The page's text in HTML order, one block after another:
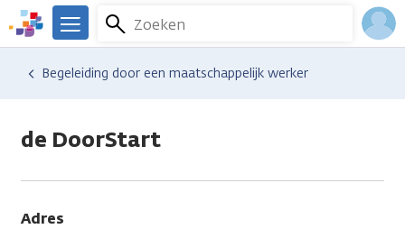
Overslaan
en
naar
We
er
Kanker.nl
Zoeken
Menu
Hulp en ondersteuning
Vind hulp bij kanker
Dagelijks leven
Financiële gevolgen
Begeleiding door een maatschappelijk werker
de DoorStart
Adres